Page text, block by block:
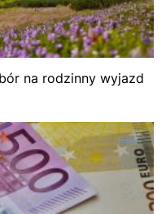
na rodzinny wyjazd